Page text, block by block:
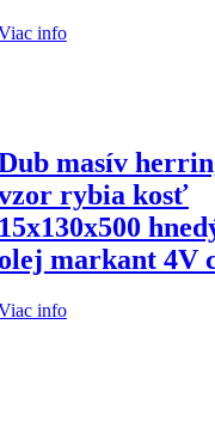
info
masív
rybia kosť
15x130x500
olej markant 4V
info